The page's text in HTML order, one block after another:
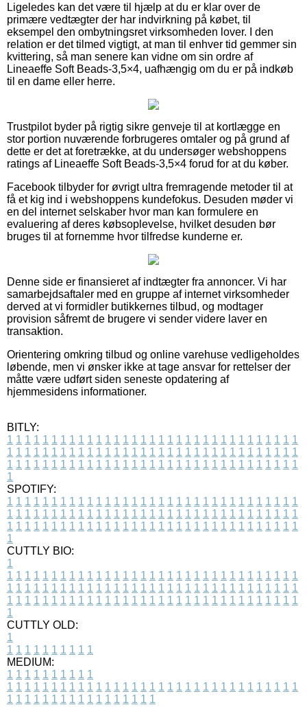
Ligeledes kan det være til hjælp at du er klar over de
primære vedtægter der har indvirkning på købet, til
eksempel den ombytningsret virksomheden lover. I den
relation er det tilmed vigtigt, at man til enhver tid gemmer sin
kvittering, så man senere kan vidne om sin ordre af
Lineaeffe Soft Beads-3,5×4, uafhængig om du er på indkøb
til en dame eller herre.
Trustpilot byder på rigtig sikre genveje til at kortlægge en
stor portion nuværende forbrugeres omtaler og på grund af
dette er det at foretrække, at du undersøger webshoppens
ratings af Lineaeffe Soft Beads-3,5×4 forud for at du køber.
Facebook tilbyder for øvrigt ultra fremragende metoder til at
få et kig ind i webshoppens kundefokus. Desuden møder vi
en del internet selskaber hvor man kan formulere en
evaluering af deres købsoplevelse, hvilket desuden bør
bruges til at fornemme hvor tilfredse kunderne er.
Denne side er finansieret af indtægter fra annoncer. Vi har
samarbejdsaftaler med en gruppe af internet virksomheder
derved at vi formidler butikkernes tilbud, og modtager
provision såfremt de brugere vi sender videre laver en
transaktion.
Orientering omkring tilbud og online varehuse vedligeholdes
løbende, men vi ønsker ikke at tage ansvar for rettelser der
måtte være udført siden seneste opdatering af
hjemmesidens informationer.
BITLY:
1 1 1 1 1 1 1 1 1 1 1 1 1 1 1 1 1 1 1 1 1 1 1 1 1 1 1 1 1 1 1 1 1
1 1 1 1 1 1 1 1 1 1 1 1 1 1 1 1 1 1 1 1 1 1 1 1 1 1 1 1 1 1 1 1 1
1 1 1 1 1 1 1 1 1 1 1 1 1 1 1 1 1 1 1 1 1 1 1 1 1 1 1 1 1 1 1 1 1
1
SPOTIFY:
1 1 1 1 1 1 1 1 1 1 1 1 1 1 1 1 1 1 1 1 1 1 1 1 1 1 1 1 1 1 1 1 1
1 1 1 1 1 1 1 1 1 1 1 1 1 1 1 1 1 1 1 1 1 1 1 1 1 1 1 1 1 1 1 1 1
1 1 1 1 1 1 1 1 1 1 1 1 1 1 1 1 1 1 1 1 1 1 1 1 1 1 1 1 1 1 1 1 1
1
CUTTLY BIO:
1
1 1 1 1 1 1 1 1 1 1 1 1 1 1 1 1 1 1 1 1 1 1 1 1 1 1 1 1 1 1 1 1 1
1 1 1 1 1 1 1 1 1 1 1 1 1 1 1 1 1 1 1 1 1 1 1 1 1 1 1 1 1 1 1 1 1
1 1 1 1 1 1 1 1 1 1 1 1 1 1 1 1 1 1 1 1 1 1 1 1 1 1 1 1 1 1 1 1 1
1
CUTTLY OLD:
1
1 1 1 1 1 1 1 1 1 1
MEDIUM:
1 1 1 1 1 1 1 1 1 1
1 1 1 1 1 1 1 1 1 1 1 1 1 1 1 1 1 1 1 1 1 1 1 1 1 1 1 1 1 1 1 1 1
1 1 1 1 1 1 1 1 1 1 1 1 1 1 1 1 1